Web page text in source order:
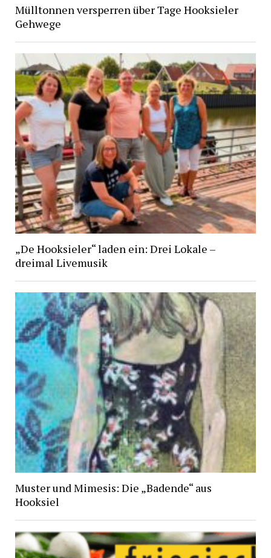
Mülltonnen versperren über Tage Hooksieler
Gehwege
„De Hooksieler“ laden ein: Drei Lokale –
dreimal Livemusik
Muster und Mimesis: Die „Badende“ aus
Hooksiel